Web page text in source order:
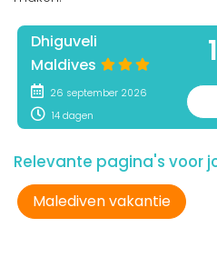
Dhiguveli
Maldives
26 september 2026
14 dagen
Relevante pagina's voor
Malediven vakantie